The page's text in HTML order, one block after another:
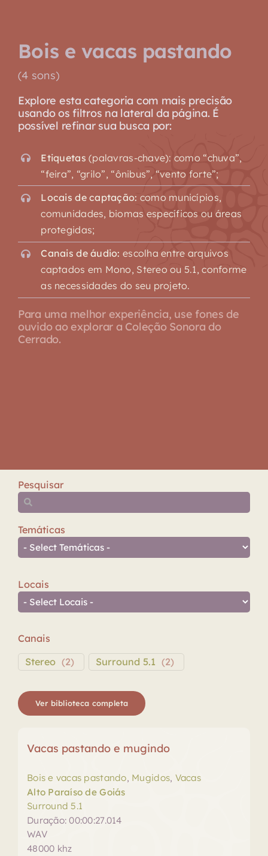
Bois e vacas pastando
(4 sons)
Explore esta categoria com mais precisão
usando os filtros na lateral da página. É
possível refinar sua busca por:
Etiquetas (palavras-chave): como “chuva”,
“feira”, “grilo”, “ônibus”, “vento forte”;
Locais de captação: como municípios,
comunidades, biomas específicos ou áreas
protegidas;
Canais de áudio: escolha entre arquivos
captados em Mono, Stereo ou 5.1, conforme
as necessidades do seu projeto.
Para uma melhor experiência, use fones de
ouvido ao explorar a Coleção Sonora do
Cerrado.
Pesquisar
Temáticas
Locais
Canais
Stereo (2) Surround 5.1 (2)
Ver biblioteca completa
Vacas pastando e mugindo
Bois e vacas pastando, Mugidos, Vacas
Alto Paraíso de Goiás
Surround 5.1
Duração: 00:00:27.014
WAV
48000 khz